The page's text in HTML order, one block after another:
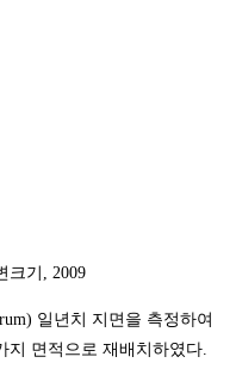
크기, 2009
일년치 지면을 측정하여
지 면적으로 재배치하였다.